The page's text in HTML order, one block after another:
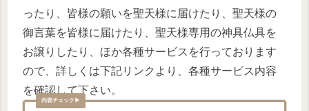
ったり、皆様の願いを聖天様に届けたり、聖天様の
御言葉を皆様に届けたり、聖天様専用の神具仏具を
お譲りしたり、ほか各種サービスを行っております
ので、詳しくは下記リンクより、各種サービス内容
を確認して下さい。